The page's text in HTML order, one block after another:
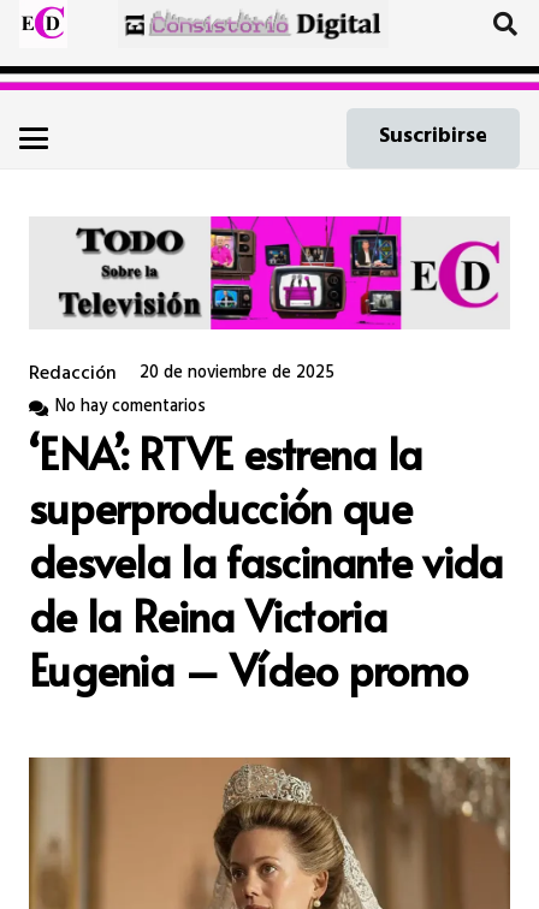
Suscribirse
Redacción
20 de noviembre de 2025
No hay comentarios
‘ENA’: RTVE estrena la
superproducción que
desvela la fascinante vida
de la Reina Victoria
Eugenia – Vídeo promo